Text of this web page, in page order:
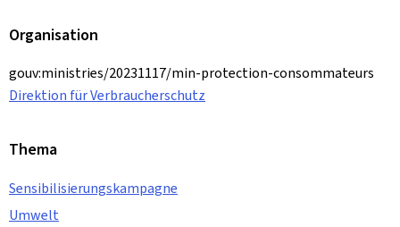
Organisation
gouv:ministries/20231117/min-protection-consommateurs
Direktion für Verbraucherschutz
Thema
Sensibilisierungskampagne
Umwelt